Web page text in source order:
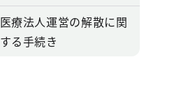
医療法人運営の解散に関
する手続き